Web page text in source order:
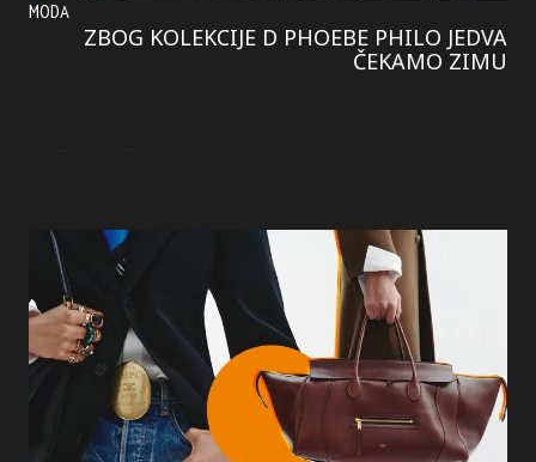
MODA
ZBOG KOLEKCIJE D PHOEBE PHILO JEDVA
ČEKAMO ZIMU